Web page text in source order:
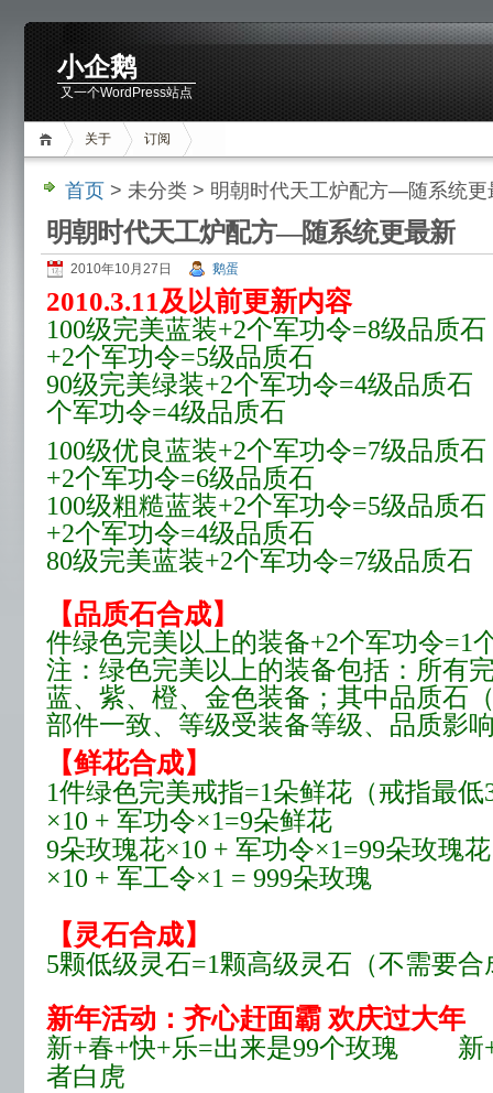
小企鹅
又一个WordPress站点
关于 订阅
首页 > 未分类 > 明朝时代天工炉配方—随系统更
明朝时代天工炉配方—随系统更最新
2010年10月27日 鹅蛋
2010.3.11及以前更新内容
100级完美蓝装+2个军功令=8级品质
+2个军功令=5级品质石
90级完美绿装+2个军功令=4级品质
个军功令=4级品质石
100级优良蓝装+2个军功令=7级品质
+2个军功令=6级品质石
100级粗糙蓝装+2个军功令=5级品质
+2个军功令=4级品质石
80级完美蓝装+2个军功令=7级品质石
【品质石合成】
件绿色完美以上的装备+2个军功令=1
注：绿色完美以上的装备包括：所有
蓝、紫、橙、金色装备；其中品质石
部件一致、等级受装备等级、品质影
【鲜花合成】
1件绿色完美戒指=1朵鲜花（戒指最
×10 + 军功令×1=9朵鲜花
9朵玫瑰花×10 + 军功令×1=99朵
×10 + 军工令×1 = 999朵玫瑰
【灵石合成】
5颗低级灵石=1颗高级灵石（不需要合
新年活动：齐心赶面霸 欢庆过大年
新+春+快+乐=出来是99个玫瑰 新
者白虎